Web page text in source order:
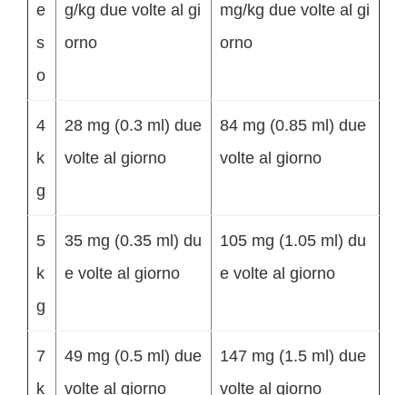
e
s
o
g/kg due volte al gi
orno
mg/kg due volte al gi
orno
4
k
g
28 mg (0.3 ml) due
volte al giorno
84 mg (0.85 ml) due
volte al giorno
5
k
g
35 mg (0.35 ml) du
e volte al giorno
105 mg (1.05 ml) du
e volte al giorno
7
k
49 mg (0.5 ml) due
volte al giorno
147 mg (1.5 ml) due
volte al giorno